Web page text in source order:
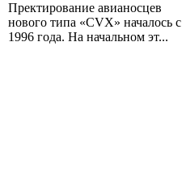
Пректирование авианосцев
нового типа «CVX» началось с
1996 года. На начальном эт...